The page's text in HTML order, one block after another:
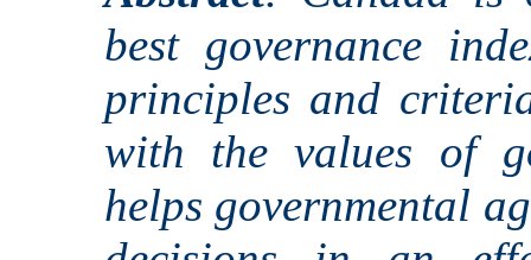
best governance
principles and
with the values of
helps governmental